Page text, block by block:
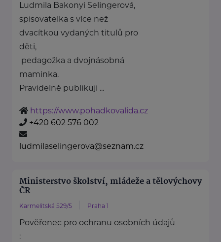
Ludmila Bakonyi Selingerová,
spisovatelka s více než
dvacítkou vydaných titulů pro
děti,
pedagožka a dvojnásobná
maminka.
Pravidelně publikuji ...
https://www.pohadkovalida.cz
+420 602 576 002
ludmilaselingerova@seznam.cz
Ministerstvo školství, mládeže a tělovýchovy
ČR
Karmelitská 529/5 Praha 1
Pověřenec pro ochranu osobních údajů
: